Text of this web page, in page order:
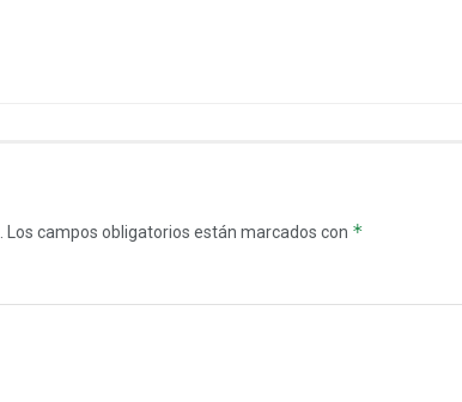
Los campos obligatorios están marcados con *